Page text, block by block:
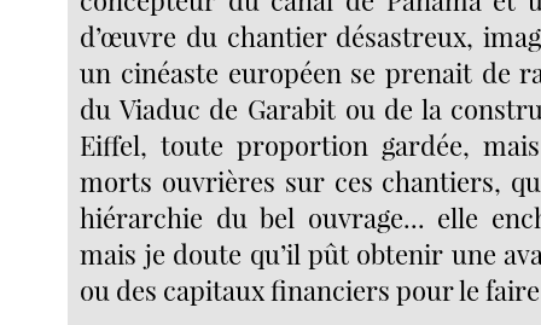
d’œuvre du chantier désastreux,
un cinéaste européen se prenait de
du Viaduc de Garabit ou de la
Eiffel, toute proportion gardée,
morts ouvrières sur ces chantiers,
hiérarchie du bel ouvrage... elle
mais je doute qu’il pût obtenir une
ou des capitaux financiers pour le